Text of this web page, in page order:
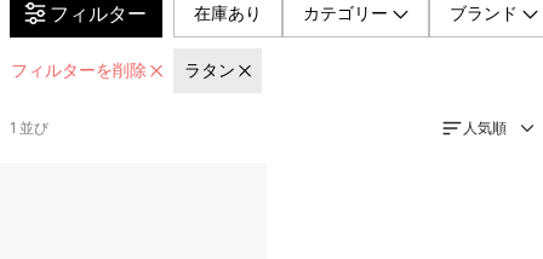
フィルター 在庫あり カテゴリー ブランド
フィルターを削除 ラタン
1 並び 人気順